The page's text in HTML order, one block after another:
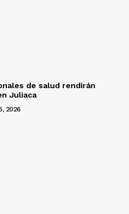
de salud rendirán
Juliaca
2026